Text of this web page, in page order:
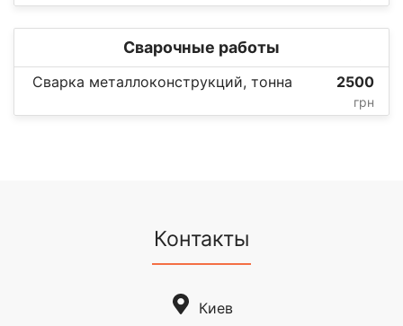
Сварочные работы
Сварка металлоконструкций, тонна 2500
грн
Контакты
Киев